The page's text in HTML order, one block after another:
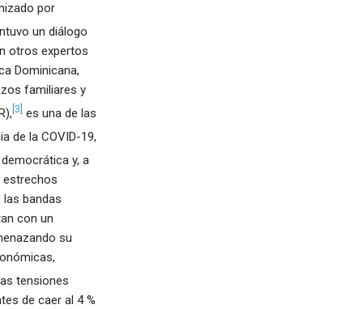
por
un diálogo
otros expertos
Dominicana,
familiares y
[3] es una de las
de la COVID-19,
y, a
estrechos
bandas
con un
su
tensiones
de caer al 4 %